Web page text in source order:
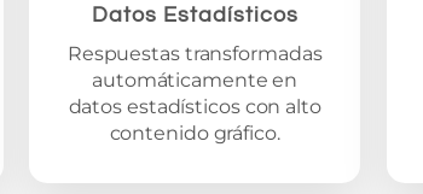
Datos Estadísticos
Respuestas transformadas
automáticamente en
datos estadísticos con alto
contenido gráfico.